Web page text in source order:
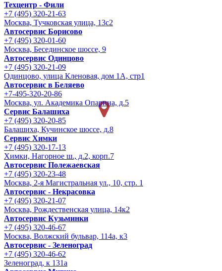
Техцентр - Фили
+7 (495) 320-21-63
Москва, Тучковская улица, 13с2
Автосервис Борисово
+7 (495) 320-01-60
Москва, Бесединское шоссе, 9
Автосервис Одинцово
+7 (495) 320-21-09
Одинцово, улица Кленовая, дом 1А, стр1
Автосервис в Беляево
+7-495-320-20-86
Москва, ул. Академика Опарина, д.5
Сервис Балашиха
+7 (495) 320-20-85
Балашиха, Кучинское шоссе, д.8
Сервис Химки
+7 (495) 320-17-13
Химки, Нагорное ш., д.2, корп.7
Автосервис Полежаевская
+7 (495) 320-23-48
Москва, 2-я Магистральная ул., 10, стр. 1
Автосервис - Некрасовка
+7 (495) 320-21-07
Москва, Рождественская улица, 14к2
Автосервис Кузьминки
+7 (495) 320-46-67
Москва, Волжский бульвар, 114а, к3
Автосервис - Зеленоград
+7 (495) 320-46-62
Зеленоград, к 131а